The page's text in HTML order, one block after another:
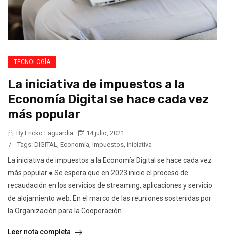
TECNOLOGÍA
La iniciativa de impuestos a la
Economía Digital se hace cada vez
más popular
By Ericko Laguardia
14 julio, 2021
/
Tags: DIGITAL, Economía, impuestos, iniciativa
La iniciativa de impuestos a la Economía Digital se hace cada vez
más popular ● Se espera que en 2023 inicie el proceso de
recaudación en los servicios de streaming, aplicaciones y servicio
de alojamiento web. En el marco de las reuniones sostenidas por
la Organización para la Cooperación...
Leer nota completa